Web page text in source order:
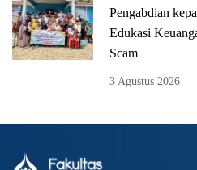
Pengabdian
Edukasi
Scam
3 Agustus 2026